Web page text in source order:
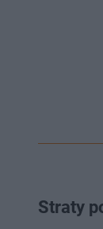
Straty